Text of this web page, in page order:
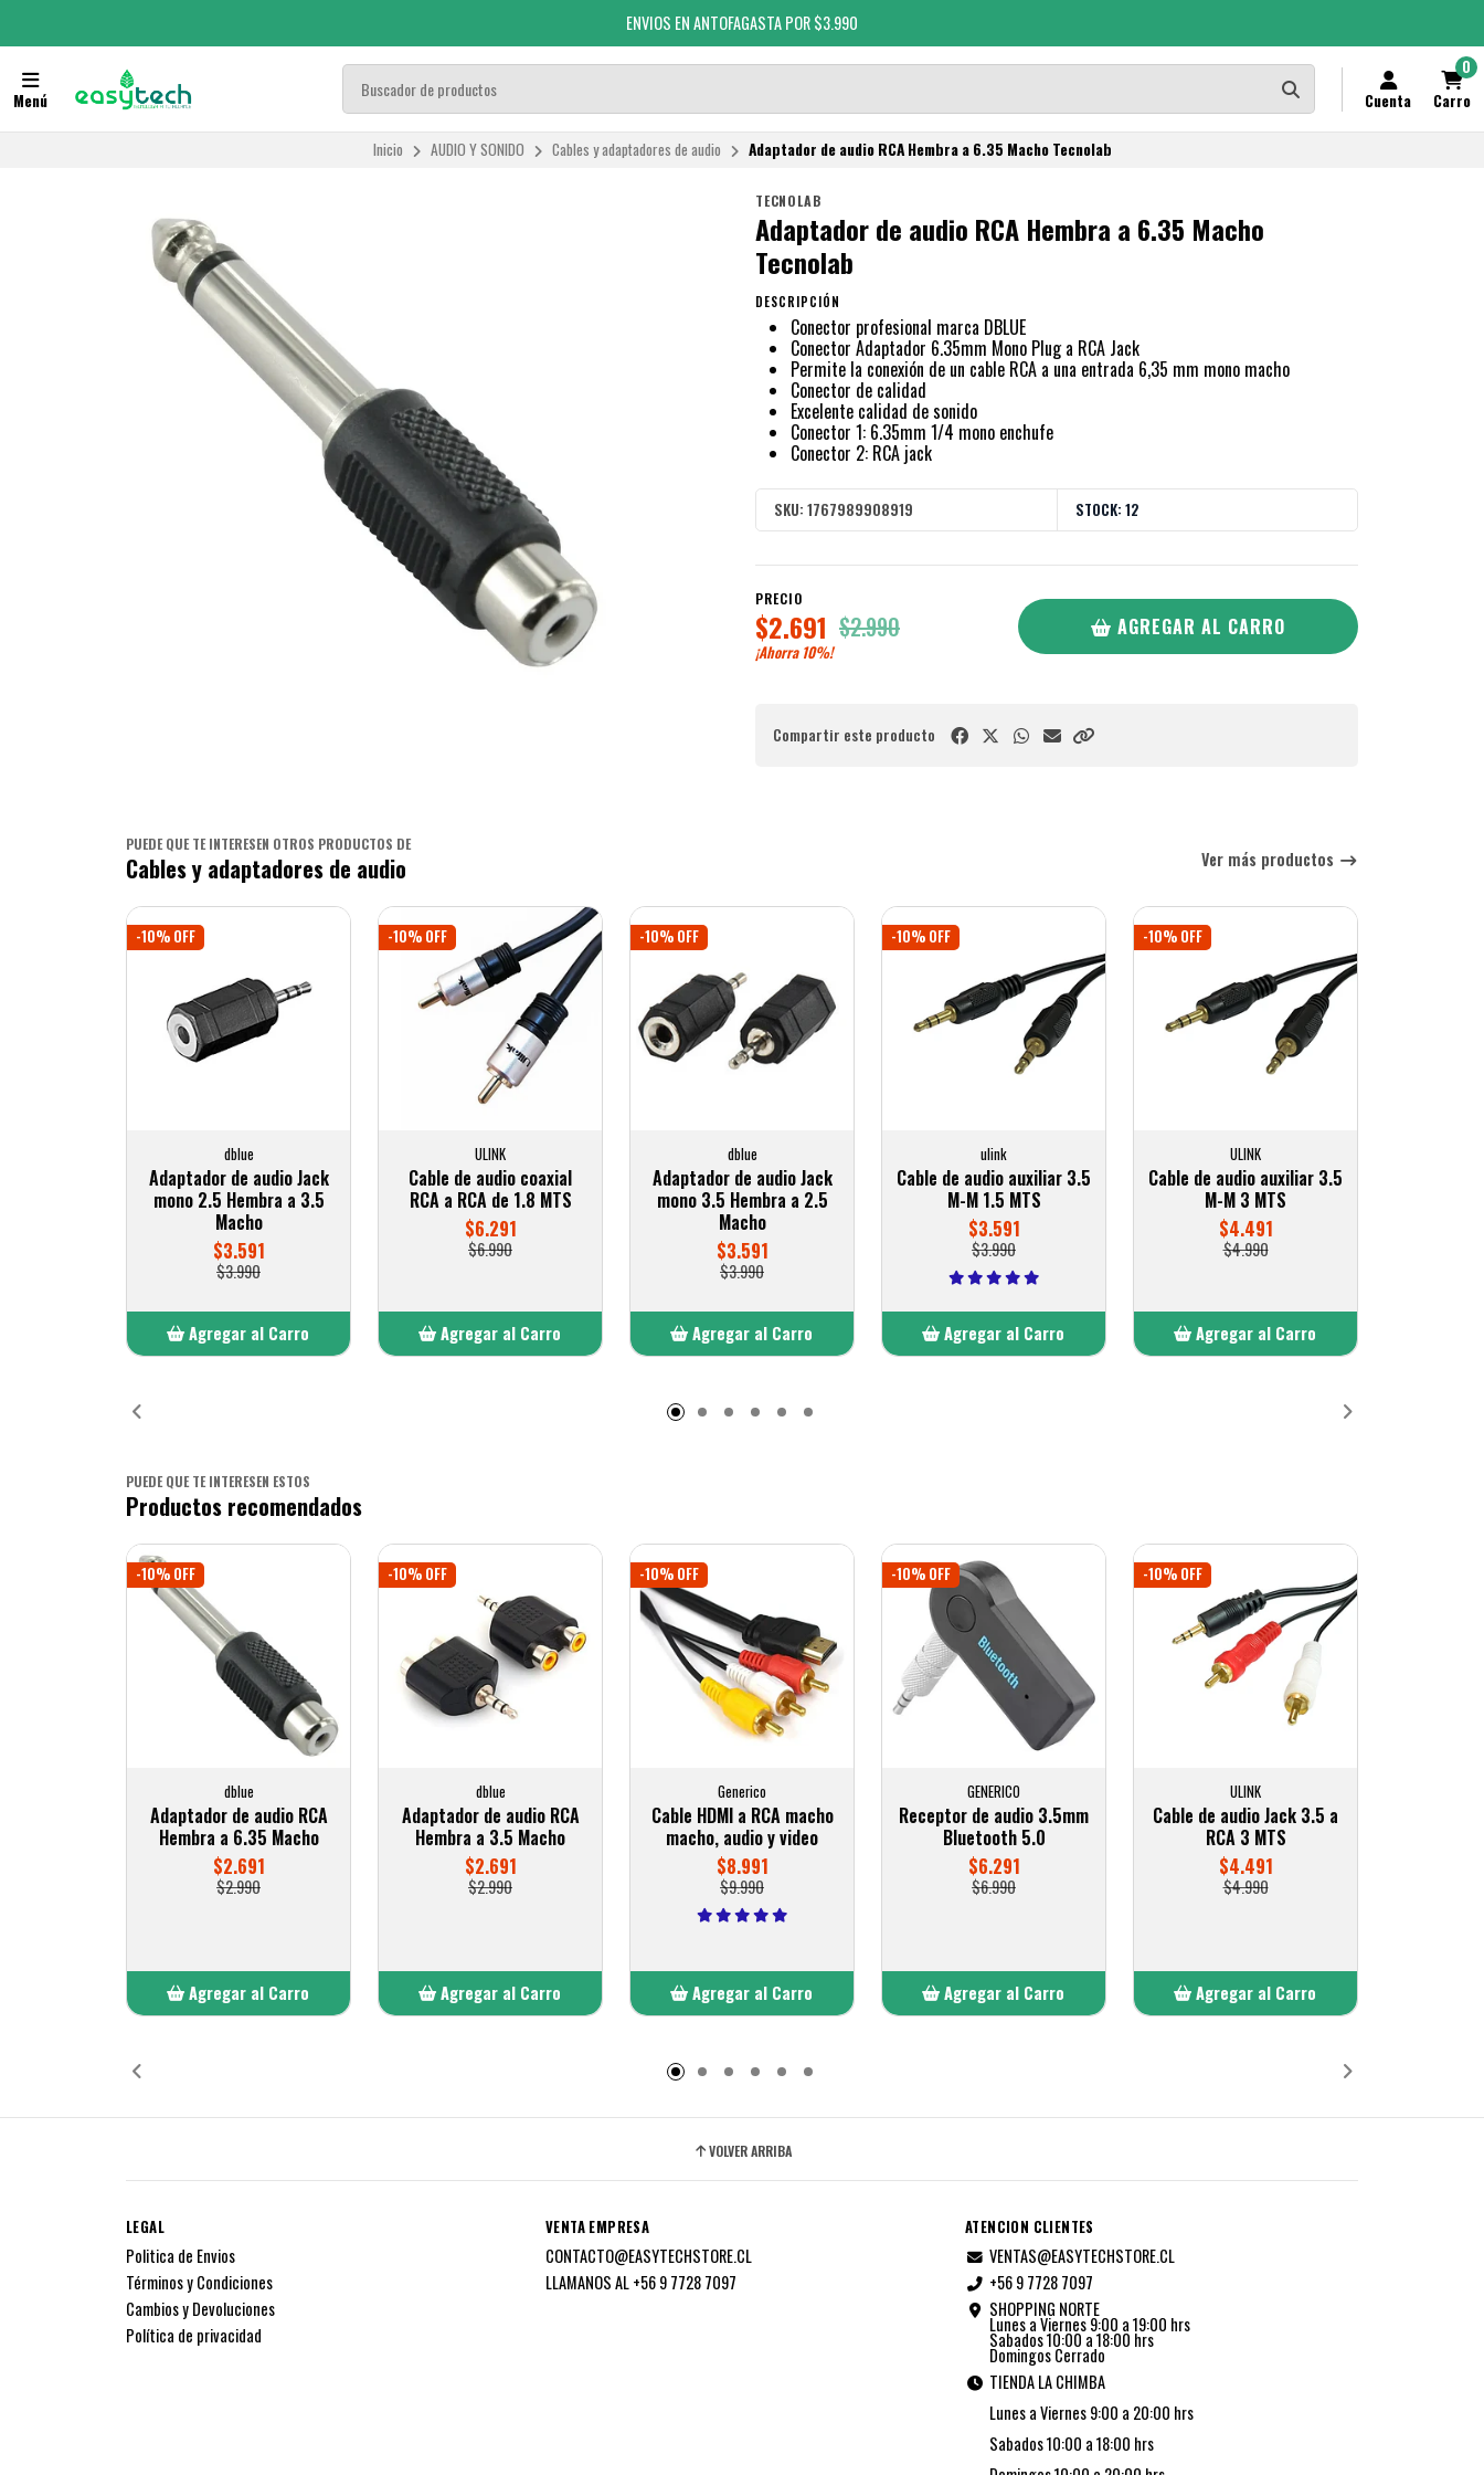
ENVIOS EN ANTOFAGASTA POR $3.990
Menú Cuenta
0
Carro
Inicio AUDIO Y SONIDO Cables y adaptadores de audio Adaptador de audio RCA Hembra a 6.35 Macho Tecnolab
TECNOLAB
Adaptador de audio RCA Hembra a 6.35 Macho
Tecnolab
DESCRIPCIÓN
Conector profesional marca DBLUE
Conector Adaptador 6.35mm Mono Plug a RCA Jack
Permite la conexión de un cable RCA a una entrada 6,35 mm mono macho
Conector de calidad
Excelente calidad de sonido
Conector 1: 6.35mm 1/4 mono enchufe
Conector 2: RCA jack
SKU: 1767989908919 STOCK: 12
PRECIO
$2.691 $2.990
¡Ahorra 10%!
AGREGAR AL CARRO
Compartir este producto
PUEDE QUE TE INTERESEN OTROS PRODUCTOS DE
Cables y adaptadores de audio Ver más productos
-10% OFF
dblue
Adaptador de audio Jack
mono 2.5 Hembra a 3.5
Macho
$3.591
$3.990
Agregar al Carro
-10% OFF
ULINK
Cable de audio coaxial
RCA a RCA de 1.8 MTS
$6.291
$6.990
Agregar al Carro
-10% OFF
dblue
Adaptador de audio Jack
mono 3.5 Hembra a 2.5
Macho
$3.591
$3.990
Agregar al Carro
-10% OFF
ulink
Cable de audio auxiliar 3.5
M-M 1.5 MTS
$3.591
$3.990
Agregar al Carro
-10% OFF
ULINK
Cable de audio auxiliar 3.5
M-M 3 MTS
$4.491
$4.990
Agregar al Carro
PUEDE QUE TE INTERESEN ESTOS
Productos recomendados
-10% OFF
dblue
Adaptador de audio RCA
Hembra a 6.35 Macho
$2.691
$2.990
Agregar al Carro
-10% OFF
dblue
Adaptador de audio RCA
Hembra a 3.5 Macho
$2.691
$2.990
Agregar al Carro
-10% OFF
Generico
Cable HDMI a RCA macho
macho, audio y video
$8.991
$9.990
Agregar al Carro
-10% OFF
GENERICO
Receptor de audio 3.5mm
Bluetooth 5.0
$6.291
$6.990
Agregar al Carro
-10% OFF
ULINK
Cable de audio Jack 3.5 a
RCA 3 MTS
$4.491
$4.990
Agregar al Carro
VOLVER ARRIBA
LEGAL
Politica de Envios
Términos y Condiciones
Cambios y Devoluciones
Política de privacidad
VENTA EMPRESA
CONTACTO@EASYTECHSTORE.CL
LLAMANOS AL +56 9 7728 7097
ATENCION CLIENTES
VENTAS@EASYTECHSTORE.CL
+56 9 7728 7097
SHOPPING NORTE
Lunes a Viernes 9:00 a 19:00 hrs
Sabados 10:00 a 18:00 hrs
Domingos Cerrado
TIENDA LA CHIMBA
Lunes a Viernes 9:00 a 20:00 hrs
Sabados 10:00 a 18:00 hrs